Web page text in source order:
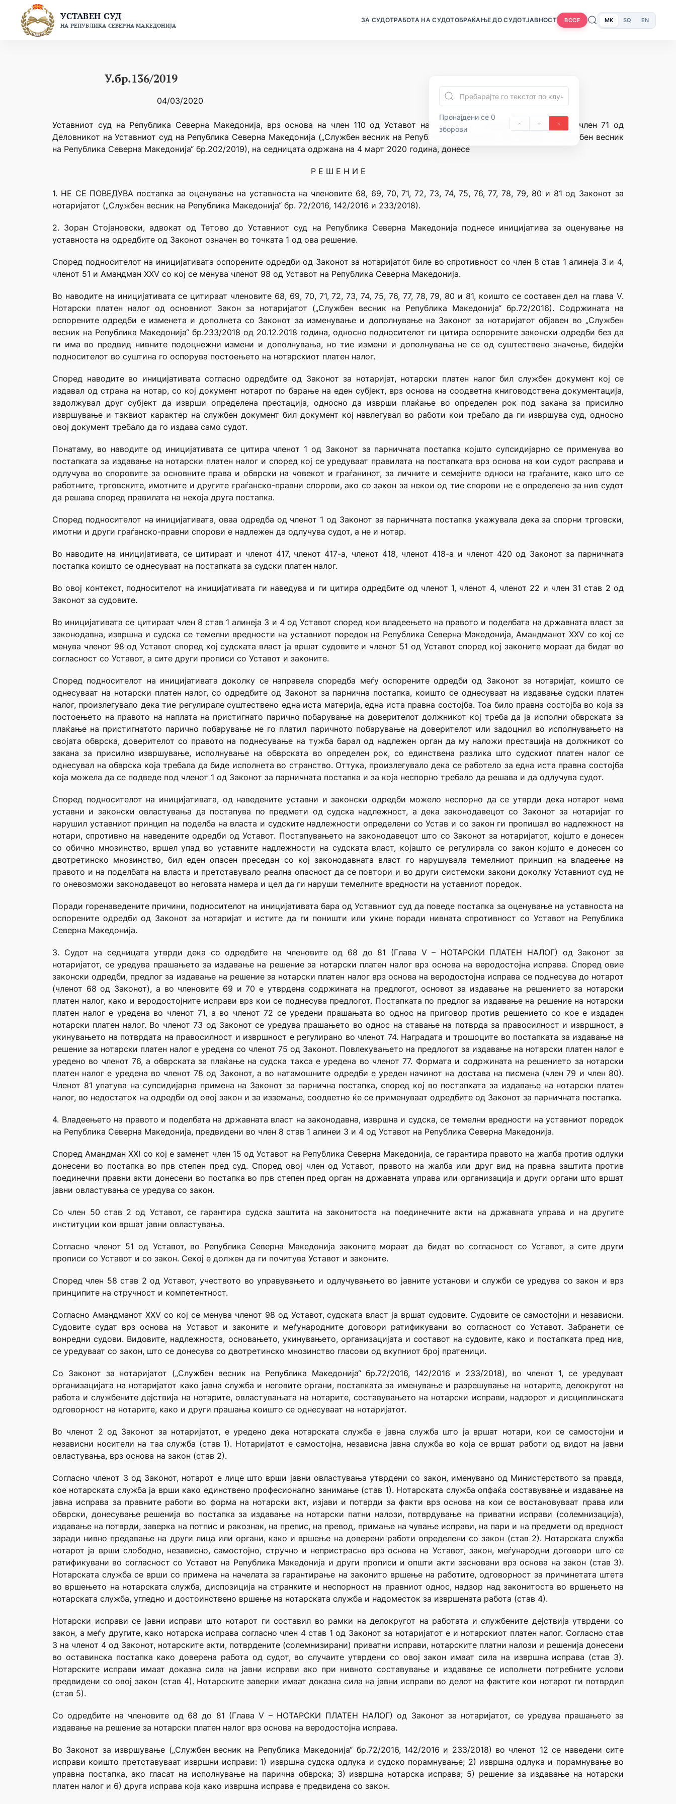
content
УСТАВЕН СУД
НА РЕПУБЛИКА СЕВЕРНА МАКЕДОНИЈА
ЗА СУДОТРАБОТА НА СУДОТОБРАЌАЊЕ ДО СУДОТЈАВНОСТ BCCF MK SQ EN
У.бр.136/2019
04/03/2020
Пронајдени се 0
зборови
Уставниот суд на Република Северна Македонија, врз основа на член 110 од Уставот на Република Северна Македонија и член 71 од
Деловникот на Уставниот суд на Република Северна Македонија („Службен весник на Република Македонија“ бр.70/1992 и „Службен весник
на Република Северна Македонија“ бр.202/2019), на седницата одржана на 4 март 2020 година, донесе
Р Е Ш Е Н И Е
1. НЕ СЕ ПОВЕДУВА постапка за оценување на уставноста на членовите 68, 69, 70, 71, 72, 73, 74, 75, 76, 77, 78, 79, 80 и 81 од Законот за
нотаријатот („Службен весник на Република Македонија“ бр. 72/2016, 142/2016 и 233/2018).
2. Зоран Стојановски, адвокат од Тетово до Уставниот суд на Република Северна Македонија поднесе иницијатива за оценување на
уставноста на одредбите од Законот означен во точката 1 од ова решение.
Според подносителот на иницијативата оспорените одредби од Законот за нотаријатот биле во спротивност со член 8 став 1 алинеја 3 и 4,
членот 51 и Амандман XXV со кој се менува членот 98 од Уставот на Република Северна Македонија.
Во наводите на иницијативата се цитираат членовите 68, 69, 70, 71, 72, 73, 74, 75, 76, 77, 78, 79, 80 и 81, коишто се составен дел на глава V.
Нотарски платен налог од основниот Закон за нотаријатот („Службен весник на Република Македонија“ бр.72/2016). Содржината на
оспорените одредби е изменета и дополнета со Законот за изменување и дополнување на Законот за нотаријатот објавен во „Службен
весник на Република Македонија“ бр.233/2018 од 20.12.2018 година, односно подносителот ги цитира оспорените законски одредби без да
ги има во предвид нивните подоцнежни измени и дополнувања, но тие измени и дополнувања не се од суштествено значење, бидејќи
подносителот во суштина го оспорува постоењето на нотарскиот платен налог.
Според наводите во иницијативата согласно одредбите од Законот за нотаријат, нотарски платен налог бил службен документ кој се
издавал од страна на нотар, со кој документ нотарот по барање на еден субјект, врз основа на соодветна книговодствена документација,
задолжувал друг субјект да изврши определена престација, односно да изврши плаќање во определен рок под закана за присилно
извршување и таквиот карактер на службен документ бил документ кој навлегувал во работи кои требало да ги извршува суд, односно
овој документ требало да го издава само судот.
Понатаму, во наводите од иницијативата се цитира членот 1 од Законот за парничната постапка којшто супсидијарно се применува во
постапката за издавање на нотарски платен налог и според кој се уредуваат правилата на постапката врз основа на кои судот расправа и
одлучува во споровите за основните права и обврски на човекот и граѓанинот, за личните и семејните односи на граѓаните, како што се
работните, трговските, имотните и другите граѓанско-правни спорови, ако со закон за некои од тие спорови не е определено за нив судот
да решава според правилата на некоја друга постапка.
Според подносителот на иницијативата, оваа одредба од членот 1 од Законот за парничната постапка укажувала дека за спорни трговски,
имотни и други граѓанско-правни спорови е надлежен да одлучува судот, а не и нотар.
Во наводите на иницијативата, се цитираат и членот 417, членот 417-а, членот 418, членот 418-а и членот 420 од Законот за парничната
постапка коишто се однесуваат на постапката за судски платен налог.
Во овој контекст, подносителот на иницијативата ги наведува и ги цитира одредбите од членот 1, членот 4, членот 22 и член 31 став 2 од
Законот за судовите.
Во иницијативата се цитираат член 8 став 1 алинеја 3 и 4 од Уставот според кои владеењето на правото и поделбата на државната власт за
законодавна, извршна и судска се темелни вредности на уставниот поредок на Република Северна Македонија, Амандманот ΧΧV со кој се
менува членот 98 од Уставот според кој судската власт ја вршат судовите и членот 51 од Уставот според кој законите мораат да бидат во
согласност со Уставот, а сите други прописи со Уставот и законите.
Според подносителот на иницијативата доколку се направела споредба меѓу оспорените одредби од Законот за нотаријат, коишто се
однесуваат на нотарски платен налог, со одредбите од Законот за парнична постапка, коишто се однесуваат на издавање судски платен
налог, произлегувало дека тие регулирале суштествено една иста материја, една иста правна состојба. Тоа било правна состојба во која за
постоењето на правото на наплата на пристигнато парично побарување на доверителот должникот кој треба да ја исполни обврската за
плаќање на пристигнатото парично побарување не го платил паричното побарување на доверителот или задоцнил во исполнувањето на
својата обврска, доверителот со правото на поднесување на тужба барал од надлежен орган да му наложи престација на должникот со
закана за присилно извршување, исполнување на обврската во определен рок, со единствена разлика што судскиот платен налог се
однесувал на обврска која требала да биде исполнета во странство. Оттука, произлегувало дека се работело за една иста правна состојба
која можела да се подведе под членот 1 од Законот за парничната постапка и за која неспорно требало да решава и да одлучува судот.
Според подносителот на иницијативата, од наведените уставни и законски одредби можело неспорно да се утврди дека нотарот нема
уставни и законски овластувања да постапува по предмети од судска надлежност, а дека законодавецот со Законот за нотаријат го
нарушил уставниот принцип на поделба на власта и судските надлежности определени со Устав и со закон ги пропишал во надлежност на
нотари, спротивно на наведените одредби од Уставот. Постапувањето на законодавецот што со Законот за нотаријатот, којшто е донесен
со обично мнозинство, вршел упад во уставните надлежности на судската власт, којашто се регулирала со закон којшто е донесен со
двотретинско мнозинство, бил еден опасен преседан со кој законодавната власт го нарушувала темелниот принцип на владеење на
правото и на поделбата на власта и претставувало реална опасност да се повтори и во други системски закони доколку Уставниот суд не
го оневозможи законодавецот во неговата намера и цел да ги наруши темелните вредности на уставниот поредок.
Поради горенаведените причини, подносителот на иницијативата бара од Уставниот суд да поведе постапка за оценување на уставноста на
оспорените одредби од Законот за нотаријат и истите да ги поништи или укине поради нивната спротивност со Уставот на Република
Северна Македонија.
3. Судот на седницата утврди дека со одредбите на членовите од 68 до 81 (Глава V – НОТАРСКИ ПЛАТЕН НАЛОГ) од Законот за
нотаријатот, се уредува прашањето за издавање на решение за нотарски платен налог врз основа на веродостојна исправа. Според овие
законски одредби, предлог за издавање на решение за нотарски платен налог врз основа на веродостојна исправа се поднесува до нотарот
(членот 68 од Законот), а во членовите 69 и 70 е утврдена содржината на предлогот, основот за издавање на решението за нотарски
платен налог, како и веродостојните исправи врз кои се поднесува предлогот. Постапката по предлог за издавање на решение на нотарски
платен налог е уредена во членот 71, а во членот 72 се уредени прашањата во однос на приговор против решението со кое е издаден
нотарски платен налог. Во членот 73 од Законот се уредува прашањето во однос на ставање на потврда за правосилност и извршност, а
укинувањето на потврдата на правосилност и извршност е регулирано во членот 74. Наградата и трошоците во постапката за издавање на
решение за нотарски платен налог е уредена со членот 75 од Законот. Повлекувањето на предлогот за издавање на нотарски платен налог е
уредено во членот 76, а обврската за плаќање на судска такса е уредена во членот 77. Формата и содржината на решението за нотарски
платен налог е уредена во членот 78 од Законот, а во натамошните одредби е уреден начинот на достава на писмена (член 79 и член 80).
Членот 81 упатува на супсидијарна примена на Законот за парнична постапка, според кој во постапката за издавање на нотарски платен
налог, во недостаток на одредби од овој закон и за изземање, соодветно ќе се применуваат одредбите од Законот за парничната постапка.
4. Владеењето на правото и поделбата на државната власт на законодавна, извршна и судска, се темелни вредности на уставниот поредок
на Република Северна Македонија, предвидени во член 8 став 1 алинеи 3 и 4 од Уставот на Република Северна Македонија.
Според Амандман XXI со кој е заменет член 15 од Уставот на Република Северна Македонија, се гарантира правото на жалба против одлуки
донесени во постапка во прв степен пред суд. Според овој член од Уставот, правото на жалба или друг вид на правна заштита против
поединечни правни акти донесени во постапка во прв степен пред орган на државната управа или организација и други органи што вршат
јавни овластувања се уредува со закон.
Со член 50 став 2 од Уставот, се гарантира судска заштита на законитоста на поединечните акти на државната управа и на другите
институции кои вршат јавни овластувања.
Согласно членот 51 од Уставот, во Република Северна Македонија законите мораат да бидат во согласност со Уставот, а сите други
прописи со Уставот и со закон. Секој е должен да ги почитува Уставот и законите.
Според член 58 став 2 од Уставот, учеството во управувањето и одлучувањето во јавните установи и служби се уредува со закон и врз
принципите на стручност и компетентност.
Согласно Амандманот XXV со кој се менува членот 98 од Уставот, судската власт ја вршат судовите. Судовите се самостојни и независни.
Судовите судат врз основа на Уставот и законите и меѓународните договори ратификувани во согласност со Уставот. Забранети се
вонредни судови. Видовите, надлежноста, основањето, укинувањето, организацијата и составот на судовите, како и постапката пред нив,
се уредуваат со закон, што се донесува со двотретинско мнозинство гласови од вкупниот број пратеници.
Со Законот за нотаријатот („Службен весник на Република Македонија“ бр.72/2016, 142/2016 и 233/2018), во членот 1, се уредуваат
организацијата на нотаријатот како јавна служба и неговите органи, постапката за именување и разрешување на нотарите, делокругот на
работа и службените дејствија на нотарите, овластувањата на нотарите, составувањето на нотарски исправи, надзорот и дисциплинската
одговорност на нотарите, како и други прашања коишто се однесуваат на нотаријатот.
Во членот 2 од Законот за нотаријатот, е уредено дека нотарската служба е јавна служба што ја вршат нотари, кои се самостојни и
независни носители на таа служба (став 1). Нотаријатот е самостојна, независна јавна служба во која се вршат работи од видот на јавни
овластувања, врз основа на закон (став 2).
Согласно членот 3 од Законот, нотарот е лице што врши јавни овластувања утврдени со закон, именувано од Министерството за правда,
кое нотарската служба ја врши како единствено професионално занимање (став 1). Нотарската служба опфаќа составување и издавање на
јавна исправа за правните работи во форма на нотарски акт, изјави и потврди за факти врз основа на кои се востановуваат права или
обврски, донесување решенија во постапка за издавање на нотарски патни налози, потврдување на приватни исправи (солемнизација),
издавање на потврди, заверка на потпис и ракознак, на препис, на превод, примање на чување исправи, на пари и на предмети од вредност
заради нивно предавање на други лица или органи, како и вршење на доверени работи определени со закон (став 2). Нотарската служба
нотарот ја врши слободно, независно, самостојно, стручно и непристрасно врз основа на Уставот, закон, меѓународни договори што се
ратификувани во согласност со Уставот на Република Македонија и други прописи и општи акти засновани врз основа на закон (став 3).
Нотарската служба се врши со примена на начелата за гарантирање на законито вршење на работите, одговорност за причинетата штета
во вршењето на нотарската служба, диспозиција на странките и неспорност на правниот однос, надзор над законитоста во вршењето на
нотарската служба, угледно и достоинствено вршење на нотарската служба и надоместок за извршената работа (став 4).
Нотарски исправи се јавни исправи што нотарот ги составил во рамки на делокругот на работата и службените дејствија утврдени со
закон, а меѓу другите, како нотарска исправа согласно член 4 став 1 од Законот за нотаријатот е и нотарскиот платен налог. Согласно став
3 на членот 4 од Законот, нотарските акти, потврдените (солемнизирани) приватни исправи, нотарските платни налози и решенија донесени
во оставинска постапка како доверена работа од судот, во случаите утврдени со овој закон имаат сила на извршна исправа (став 3).
Нотарските исправи имаат доказна сила на јавни исправи ако при нивното составување и издавање се исполнети потребните услови
предвидени со овој закон (став 4). Нотарските заверки имаат доказна сила на јавни исправи во делот на фактите кои нотарот ги потврдил
(став 5).
Со одредбите на членовите од 68 до 81 (Глава V – НОТАРСКИ ПЛАТЕН НАЛОГ) од Законот за нотаријатот, се уредува прашањето за
издавање на решение за нотарски платен налог врз основа на веродостојна исправа.
Во Законот за извршување („Службен весник на Република Македонија“ бр.72/2016, 142/2016 и 233/2018) во членот 12 се наведени сите
исправи коишто претставуваат извршни исправи: 1) извршна судска одлука и судско порамнување; 2) извршна одлука и порамнување во
управна постапка, ако гласат на исполнување на парична обврска; 3) извршна нотарска исправа; 5) решение за издавање на нотарски
платен налог и 6) друга исправа која како извршна исправа е предвидена со закон.